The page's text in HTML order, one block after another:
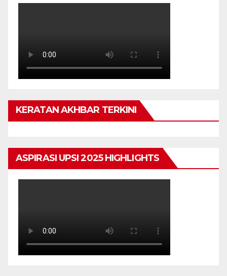
KERATAN AKHBAR TERKINI
ASPIRASI UPSI 2025 HIGHLIGHTS